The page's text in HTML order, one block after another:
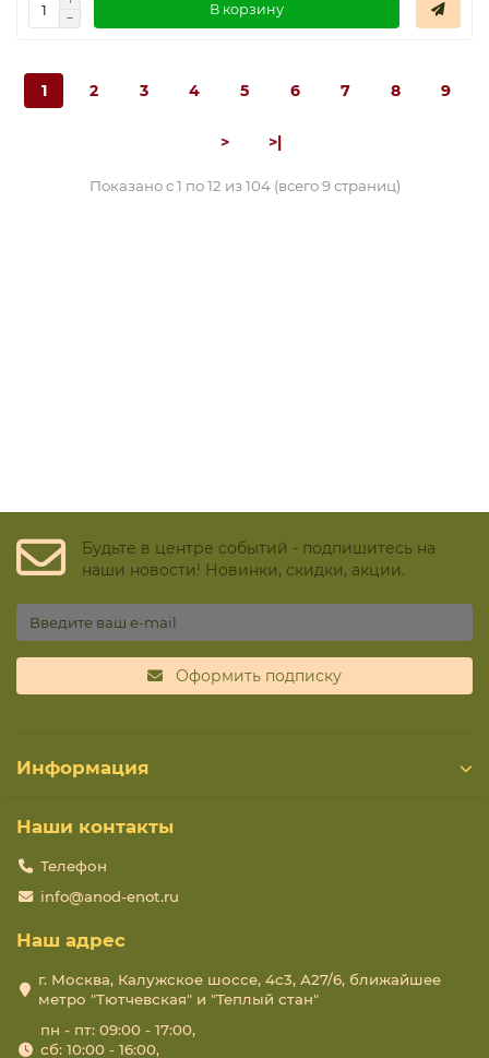
В корзину
1 2 3 4 5 6 7 8 9
> >|
Показано с 1 по 12 из 104 (всего 9 страниц)
Будьте в центре событий - подпишитесь на
наши новости! Новинки, скидки, акции.
Оформить подписку
Информация
Наши контакты
Телефон
info@anod-enot.ru
Наш адрес
г. Москва, Калужское шоссе, 4с3, А27/6, ближайшее
метро "Тютчевская" и "Теплый стан"
пн - пт: 09:00 - 17:00,
сб: 10:00 - 16:00,